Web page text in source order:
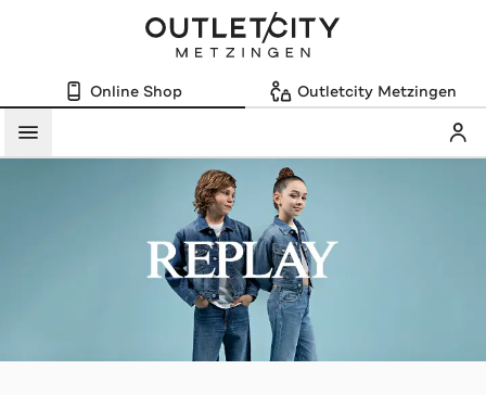
Online Shop Outletcity Metzingen
Menü